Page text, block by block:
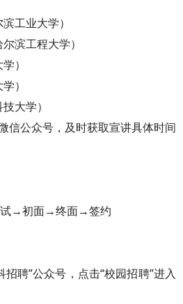
工业大学）
滨工程大学）
）
）
大学）
信公众号，及时获取宣讲具体时间
→初面→终面→签约
聘”公众号，点击“校园招聘”进入